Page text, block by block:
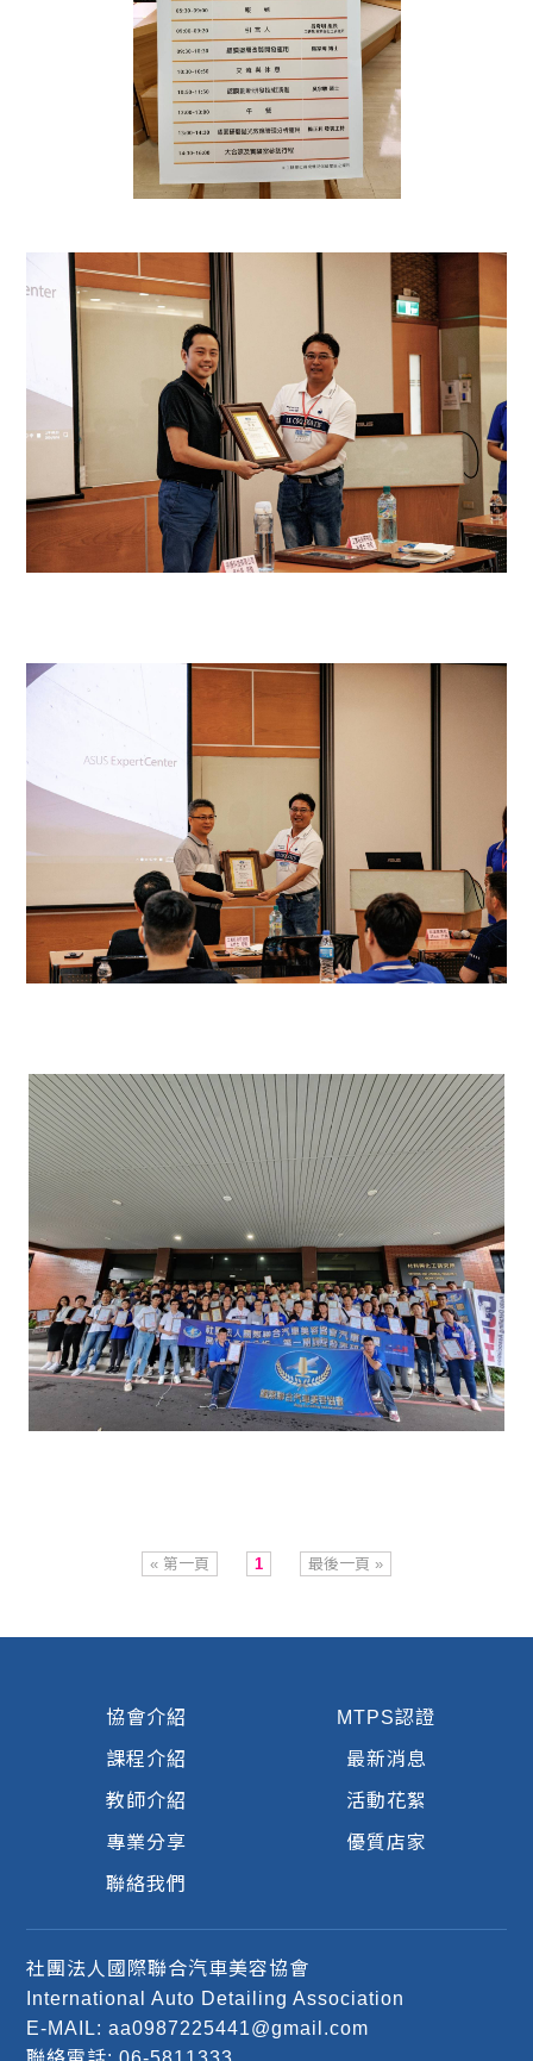
« 第一頁 1 最後一頁 »
協會介紹 MTPS認證
課程介紹 最新消息
教師介紹 活動花絮
專業分享 優質店家
聯絡我們
社團法人國際聯合汽車美容協會
International Auto Detailing Association
E-MAIL: aa0987225441@gmail.com